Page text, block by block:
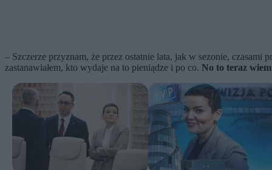
– Szczerze przyznam, że przez ostatnie lata, jak w sezonie,
zastanawiałem, kto wydaje na to pieniądze i po co. No to teraz wiem